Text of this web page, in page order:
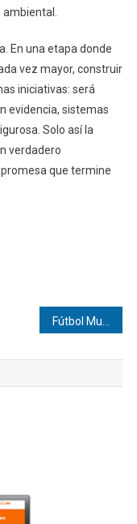
ambiental.
En una etapa donde
vez mayor, construir
iniciativas: será
evidencia, sistemas
Solo así la
verdadero
que termine
Fútbol Mundial a millón: Dos récords importantes para la historia de esta Copa